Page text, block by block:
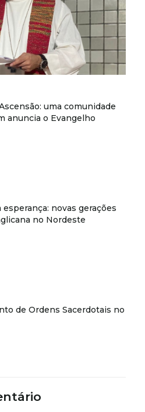
uma comunidade
anuncia o Evangelho
novas gerações
no Nordeste
de Ordens Sacerdotais no